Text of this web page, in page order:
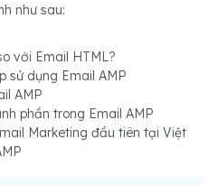
như sau:
với Email HTML?
sử dụng Email AMP
AMP
phần trong Email AMP
Marketing đầu tiên tại Việt